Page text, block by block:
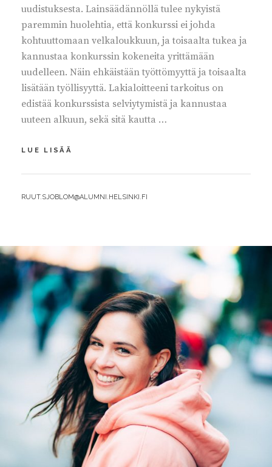
uudistuksesta. Lainsäädännöllä tulee nykyistä
paremmin huolehtia, että konkurssi ei johda
kohtuuttomaan velkaloukkuun, ja toisaalta tukea ja
kannustaa konkurssin kokeneita yrittämään
uudelleen. Näin ehkäistään työttömyyttä ja toisaalta
lisätään työllisyyttä. Lakialoitteeni tarkoitus on
edistää konkurssista selviytymistä ja kannustaa
uuteen alkuun, sekä sitä kautta …
LUE LISÄÄ
BY
RUUT.SJOBLOM@ALUMNI.HELSINKI.FI